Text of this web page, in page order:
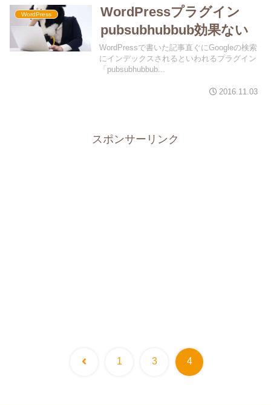
WordPress
WordPressプラグイン
pubsubhubbub効果ない
WordPressで書いた記事直ぐにGoogleの検索
にインデックスされるといわれるプラグイン
「pubsubhubbub...
2016.11.03
スポンサーリンク
前 1 3 4